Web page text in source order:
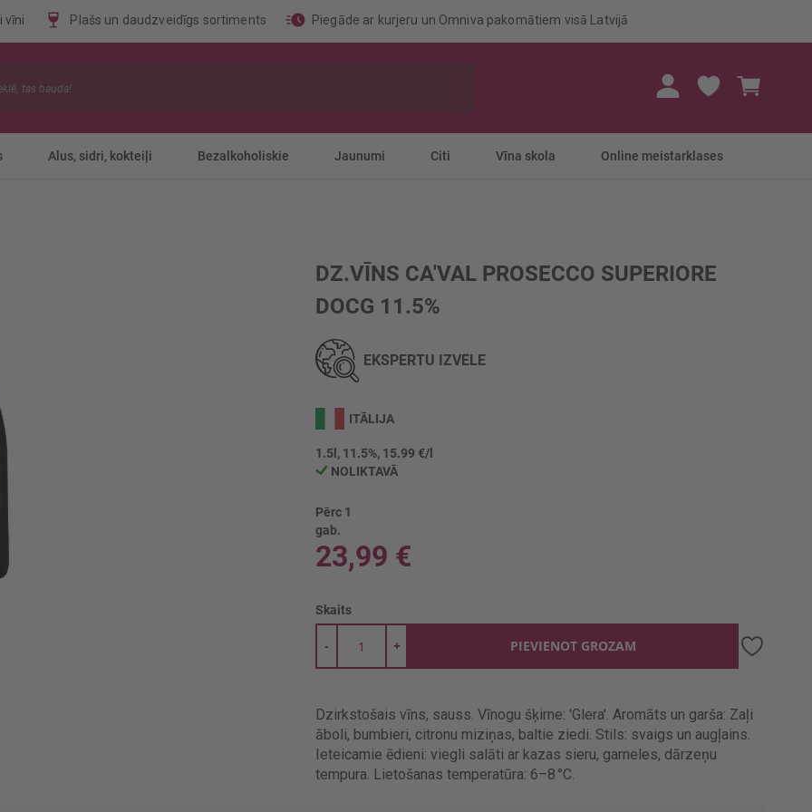
vīni Plašs un daudzveidīgs sortiments Piegāde ar kurjeru un Omniva pakomātiem visā Latvijā
Alus, sidri, kokteiļi Bezalkoholiskie Jaunumi Citi Vīna skola Online meistarklases
DZ.VĪNS CA'VAL PROSECCO SUPERIORE
DOCG 11.5%
EKSPERTU IZVĒLE
ITĀLIJA
1.5l, 11.5%, 15.99 €/l
NOLIKTAVĀ
Pērc 1
gab.
23,99 €
Skaits
+
- PIEVIENOT GROZAM
Dzirkstošais vīns, sauss. Vīnogu šķirne: 'Glera'. Aromāts un garša: Zaļi
āboli, bumbieri, citronu miziņas, baltie ziedi. Stils: svaigs un augļains.
Ieteicamie ēdieni: viegli salāti ar kazas sieru, garneles, dārzeņu
tempura. Lietošanas temperatūra: 6–8 °C.